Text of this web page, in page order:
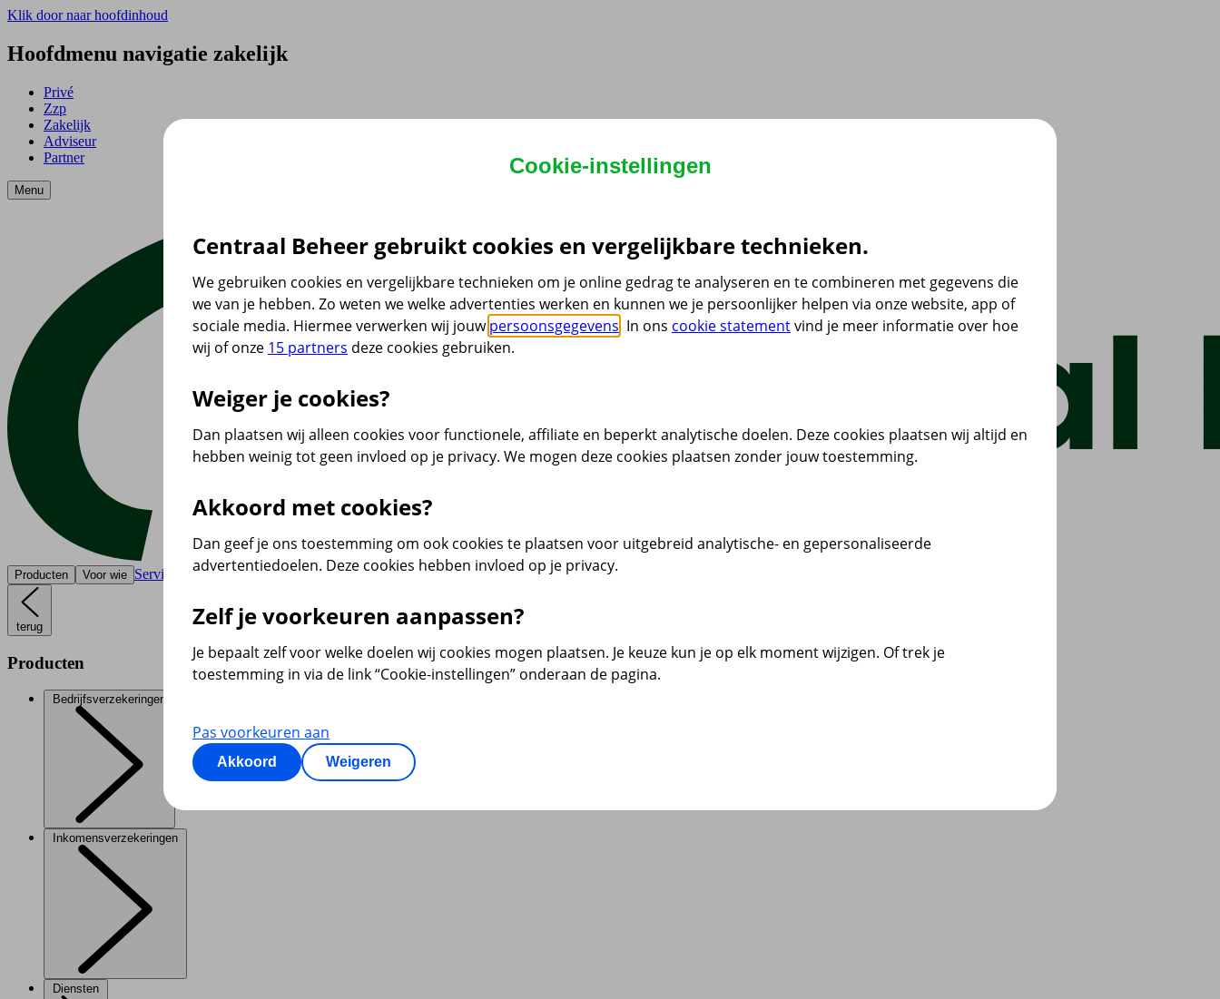
Klik door naar hoofdinhoud
Hoofdmenu navigatie zakelijk
Privé
Zzp
Zakelijk
Adviseur
Partner
Menu
Producten Voor wie Service & contact
terug
Producten
Bedrijfsverzekeringen
Inkomensverzekeringen
Diensten
Cookie-instellingen
Centraal Beheer gebruikt cookies en vergelijkbare technieken.
We gebruiken cookies en vergelijkbare technieken om je online gedrag te analyseren en te combineren met gegevens die
we van je hebben. Zo weten we welke advertenties werken en kunnen we je persoonlijker helpen via onze website, app of
sociale media. Hiermee verwerken wij jouwpersoonsgegevens . In ons cookie statementvind je meer informatie over hoe
wij of onze 15 partners deze cookies gebruiken.
Weiger je cookies?
Dan plaatsen wij alleen cookies voor functionele, affiliate en beperkt analytische doelen. Deze cookies plaatsen wij altijd en
hebben weinig tot geen invloed op je privacy. We mogen deze cookies plaatsen zonder jouw toestemming.
Akkoord met cookies?
Dan geef je ons toestemming om ook cookies te plaatsen voor uitgebreid analytische- en gepersonaliseerde
advertentiedoelen. Deze cookies hebben invloed op je privacy.
Zelf je voorkeuren aanpassen?
Je bepaalt zelf voor welke doelen wij cookies mogen plaatsen. Je keuze kun je op elk moment wijzigen. Of trek je
toestemming in via de link “Cookie-instellingen” onderaan de pagina.
Pas voorkeuren aan
Akkoord Weigeren